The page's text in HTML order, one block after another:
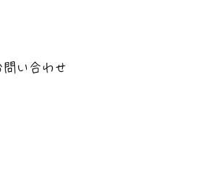
問い合わせ